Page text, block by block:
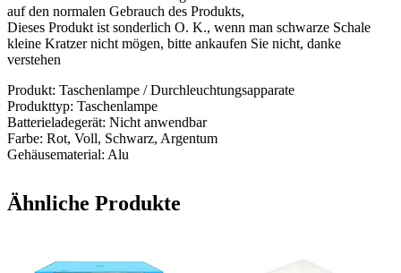
auf den normalen Gebrauch des Produkts,
Dieses Produkt ist sonderlich O. K., wenn man schwarze Schale
kleine Kratzer nicht mögen, bitte ankaufen Sie nicht, danke
verstehen
Produkt: Taschenlampe / Durchleuchtungsapparate
Produkttyp: Taschenlampe
Batterieladegerät: Nicht anwendbar
Farbe: Rot, Voll, Schwarz, Argentum
Gehäusematerial: Alu
Ähnliche Produkte